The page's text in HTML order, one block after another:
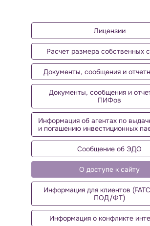
Лицензии
Расчет размера собственных
Документы, сообщения и
Документы, сообщения и
ПИФов
Информация об агентах по
и погашению инвестиционных
Сообщение об ЭДО
О доступе к сайту
Информация для клиентов
ПОД/ФТ)
Информация о конфликте